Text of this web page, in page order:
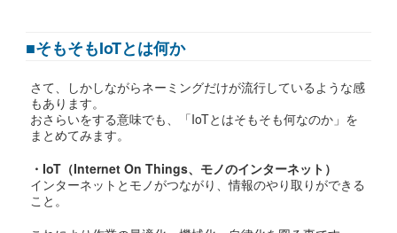
■そもそもIoTとは何か
さて、しかしながらネーミングだけが流行しているような感
もあります。
おさらいをする意味でも、「IoTとはそもそも何なのか」を
まとめてみます。
・IoT（Internet On Things、モノのインターネット）
インターネットとモノがつながり、情報のやり取りができる
こと。